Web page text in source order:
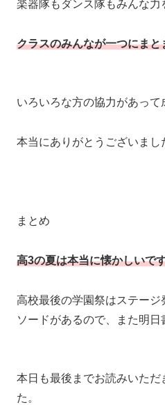
楽器隊もダンス隊もみんな力
クラスのみんなが一つにまと
いろいろな方の協力があって
本当にありがとうございまし
まとめ
高3の夏は本当に懐かしいで
高校最後の学園祭はステー
ソードがあるので、また明日
本日も最後までお読みいただ
た。